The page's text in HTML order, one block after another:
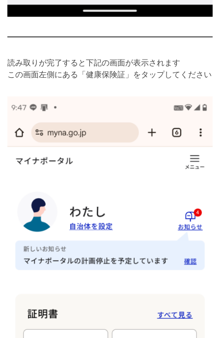
読み取りが完了すると下記の画面が表示されます
この画面左側にある「健康保険証」をタップしてください